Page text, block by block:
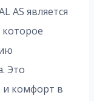
AS является
Это
и комфорт в